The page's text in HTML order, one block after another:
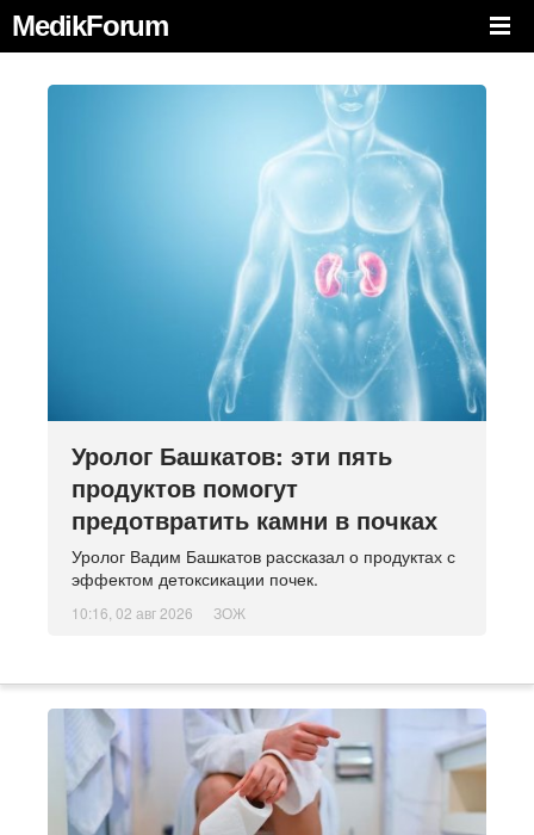
MedikForum
Уролог Башкатов: эти пять
продуктов помогут
предотвратить камни в почках
Уролог Вадим Башкатов рассказал о продуктах с
эффектом детоксикации почек.
10:16, 02 авг 2026 ЗОЖ